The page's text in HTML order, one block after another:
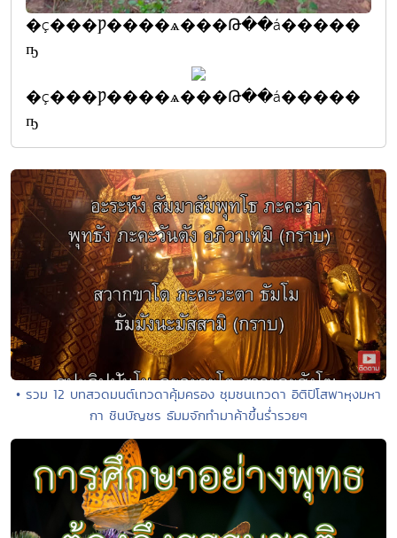
�ç���Ƿ����ѧ���Թ��á�����
ҧ
�ç���Ƿ����ѧ���Թ��á�����
ҧ
• รวม 12 บทสวดมนต์เทวดาคุ้มครอง ชุมชนเทวดา อิติปิโสพาหุงมหา
กา ชินบัญชร ธัมมจักทำมาค้าขึ้นร่ำรวยๆ